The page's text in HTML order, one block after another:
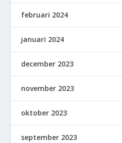
februari 2024
januari 2024
december 2023
november 2023
oktober 2023
september 2023